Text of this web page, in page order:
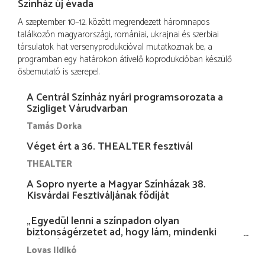
Színház új évada
A szeptember 10–12. között megrendezett háromnapos
találkozón magyarországi, romániai, ukrajnai és szerbiai
társulatok hat versenyprodukcióval mutatkoznak be, a
programban egy határokon átívelő koprodukcióban készülő
ősbemutató is szerepel.
A Centrál Színház nyári programsorozata a
Szigliget Várudvarban
Tamás Dorka
Véget ért a 36. THEALTER fesztivál
THEALTER
A Sopro nyerte a Magyar Színházak 38.
Kisvárdai Fesztiváljának fődíját
„Egyedül lenni a színpadon olyan
biztonságérzetet ad, hogy lám, mindenki
más nélkül is megvagyok magammal…”
Lovas Ildikó